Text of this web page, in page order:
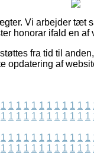
Vi arbejder tæt
honorar ifald en
fra tid til
opdatering af
1 1 1 1 1 1 1 1 1 1 1 1
1 1 1 1 1 1 1 1 1 1 1 1
1 1 1 1 1 1 1 1 1 1 1 1
1 1 1 1 1 1 1 1 1 1 1 1